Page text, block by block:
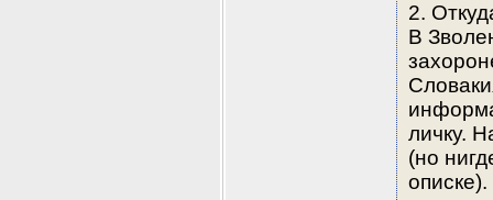
2.
В
личку.
(но
описке).